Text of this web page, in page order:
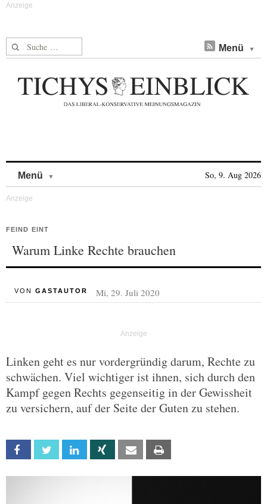
Suche nach: Menü
Menü So, 9. Aug 2026
FEIND EINT
Warum Linke Rechte brauchen
VON GASTAUTOR Mi, 29. Juli 2020
Linken geht es nur vordergründig darum, Rechte zu
schwächen. Viel wichtiger ist ihnen, sich durch den
Kampf gegen Rechts gegenseitig in der Gewissheit
zu versichern, auf der Seite der Guten zu stehen.
Facebook Twitter Linkedin Xing Email